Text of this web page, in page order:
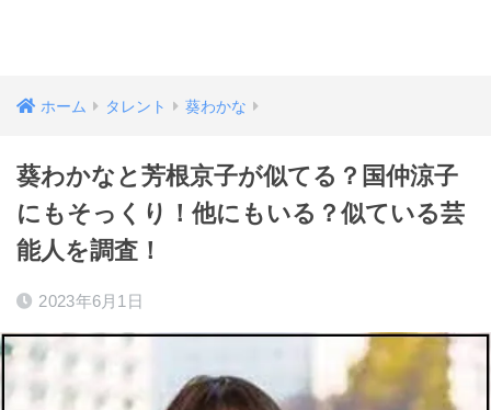
ホーム タレント 葵わかな
葵わかなと芳根京子が似てる？国仲涼子
にもそっくり！他にもいる？似ている芸
能人を調査！
2023年6月1日